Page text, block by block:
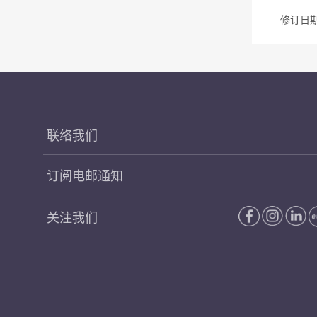
修订日
联络我们
订阅电邮通知
关注我们